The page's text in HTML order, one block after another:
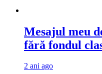
Mesajul meu
fără fondul
2 ani ago